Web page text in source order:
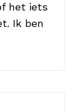
het iets
Ik ben